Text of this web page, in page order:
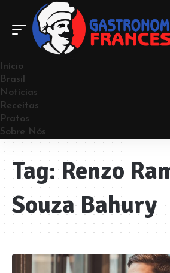
Início
Brasil
Noticias
Receitas
Pratos
Sobre Nós
Tag:Renzo
Souza Bahury